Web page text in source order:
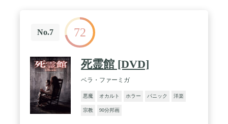
No.7 72
死霊館 [DVD]
ベラ・ファーミガ
悪魔 オカルト ホラー パニック 洋楽
宗教 90分邦画